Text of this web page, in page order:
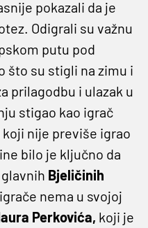
pokazali da je
Odigrali su važnu
putu pod
što su stigli na zimu i
prilagodbu i ulazak u
stigao kao igrač
nije previše igrao
bilo je ključno da
Bjeličinih
nema u svojoj
Perkovića, koji je